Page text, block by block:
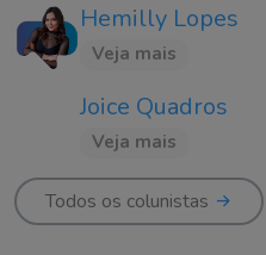
Hemilly Lopes
Veja mais
Joice Quadros
Veja mais
Todos os colunistas